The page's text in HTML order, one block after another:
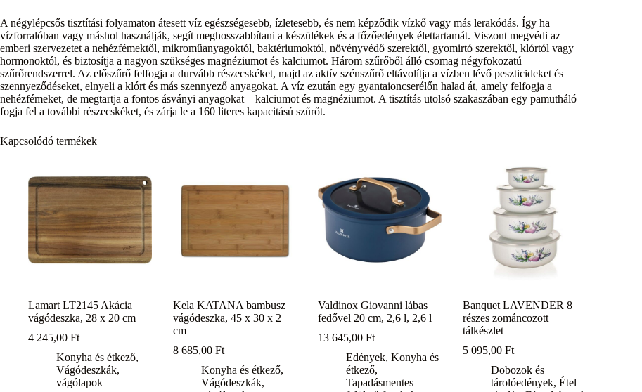
A négylépcsős tisztítási folyamaton átesett víz egészségesebb, ízletesebb, és nem képződik vízkő vagy más lerakódás. Így ha
vízforralóban vagy máshol használják, segít meghosszabbítani a készülékek és a főzőedények élettartamát. Viszont megvédi az
emberi szervezetet a nehézfémektől, mikroműanyagoktól, baktériumoktól, növényvédő szerektől, gyomirtó szerektől, klórtól vagy
hormonoktól, és biztosítja a nagyon szükséges magnéziumot és kalciumot. Három szűrőből álló csomag négyfokozatú
szűrőrendszerrel. Az előszűrő felfogja a durvább részecskéket, majd az aktív szénszűrő eltávolítja a vízben lévő peszticideket és
szennyeződéseket, elnyeli a klórt és más szennyező anyagokat. A víz ezután egy gyantaioncserélőn halad át, amely felfogja a
nehézfémeket, de megtartja a fontos ásványi anyagokat – kalciumot és magnéziumot. A tisztítás utolsó szakaszában egy pamutháló
fogja fel a további részecskéket, és zárja le a 160 literes kapacitású szűrőt.
Kapcsolódó termékek
Lamart LT2145 Akácia
vágódeszka, 28 x 20 cm
4 245,00 Ft
Konyha és étkező,
Vágódeszkák,
vágólapok
Kela KATANA bambusz
vágódeszka, 45 x 30 x 2
cm
8 685,00Ft
Konyha és étkező,
Vágódeszkák,
Valdinox Giovanni lábas
fedővel 20 cm, 2,6 l, 2,6 l
13 645,00Ft
Edények,Konyha és
étkező,
Tapadásmentes
Banquet LAVENDER 8
részes zománcozott
tálkészlet
5 095,00Ft
Dobozok és
tárolóedények,Étel